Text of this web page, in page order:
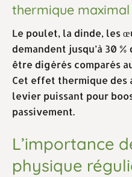
thermique maximal
Le poulet, la dinde, les
demandent jusqu’à 30
être digérés comparés
Cet effet thermique des
levier puissant pour
passivement.
L’importance
physique